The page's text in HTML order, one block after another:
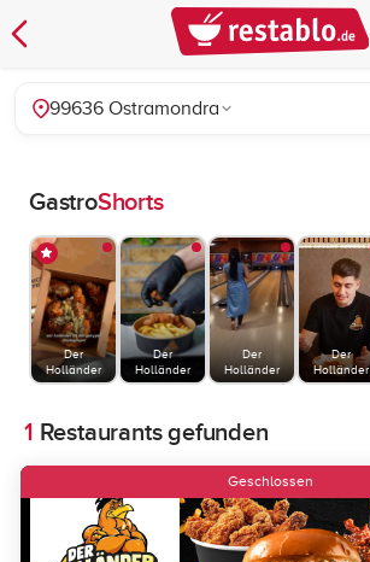
99636 Ostramondra
GastroShorts
Der
Holländer
Der
Holländer
Der
Holländer
Der
Holländer
1 Restaurants gefunden
Geschlossen